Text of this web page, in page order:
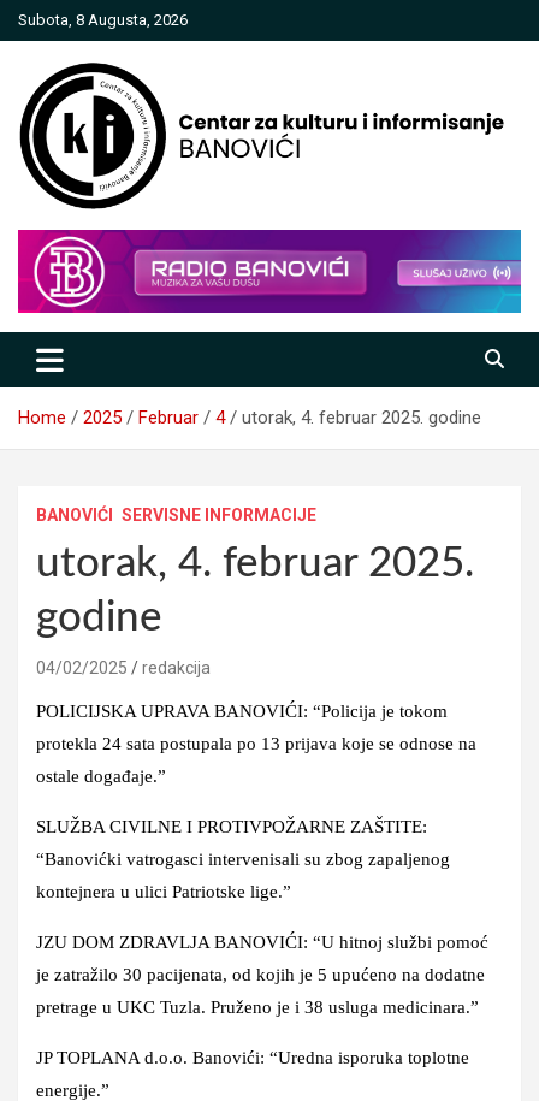
Skip
to
Subota, 8 Augusta, 2026
Centar za kulturu i informisanje
Banovići
Home 2025 Februar 4 utorak, 4. februar 2025. godine
BANOVIĆI SERVISNE INFORMACIJE
utorak, 4. februar 2025.
godine
04/02/2025 redakcija
POLICIJSKA UPRAVA BANOVIĆI: “Policija je tokom
protekla 24 sata postupala po 13 prijava koje se odnose na
ostale događaje.”
SLUŽBA CIVILNE I PROTIVPOŽARNE ZAŠTITE:
“Banovićki vatrogasci intervenisali su zbog zapaljenog
kontejnera u ulici Patriotske lige.”
JZU DOM ZDRAVLJA BANOVIĆI: “U hitnoj službi pomoć
je zatražilo 30 pacijenata, od kojih je 5 upućeno na dodatne
pretrage u UKC Tuzla. Pruženo je i 38 usluga medicinara.”
JP TOPLANA d.o.o. Banovići: “Uredna isporuka toplotne
energije.”